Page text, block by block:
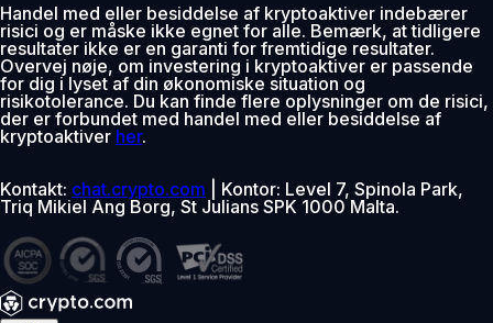
Handel med eller besiddelse af kryptoaktiver indebærer
risici og er måske ikke egnet for alle. Bemærk, at tidligere
resultater ikke er en garanti for fremtidige resultater.
Overvej nøje, om investering i kryptoaktiver er passende
for dig i lyset af din økonomiske situation og
risikotolerance. Du kan finde flere oplysninger om de risici,
der er forbundet med handel med eller besiddelse af
kryptoaktiver her.
Kontakt: chat.crypto.com | Kontor: Level 7, Spinola Park,
Triq Mikiel Ang Borg, St Julians SPK 1000 Malta.